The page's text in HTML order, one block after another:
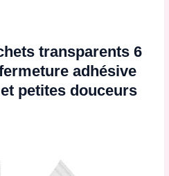
transparents 6
adhésive
petites douceurs